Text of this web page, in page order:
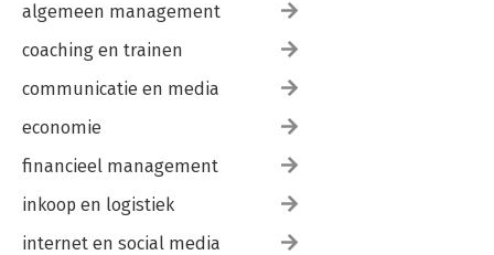
algemeen management
coaching en trainen
communicatie en media
economie
financieel management
inkoop en logistiek
internet en social media